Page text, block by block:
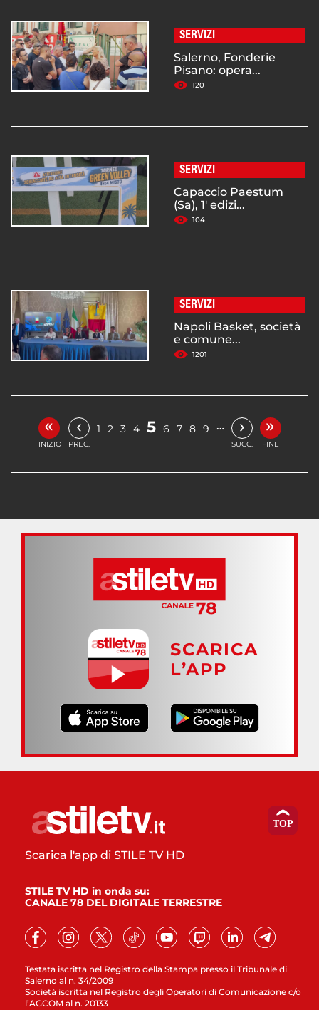
SERVIZI
Salerno, Fonderie
Pisano: opera...
120
SERVIZI
Capaccio Paestum
(Sa), 1' edizi...
104
SERVIZI
Napoli Basket, società
e comune...
1201
«
INIZIO
‹
PREC.
1 2 3 4 5 6 7 8 9 … ›
SUCC.
»
FINE
SCARICA
L’APP
Testata iscritta nel Registro della Stampa presso il Tribunale di
Salerno al n. 34/2009
Società iscritta nel Registro degli Operatori di Comunicazione c/o
l’AGCOM al n. 20133
Scarica l'app di STILE TV HD
STILE TV HD in onda su:
CANALE 78 DEL DIGITALE TERRESTRE